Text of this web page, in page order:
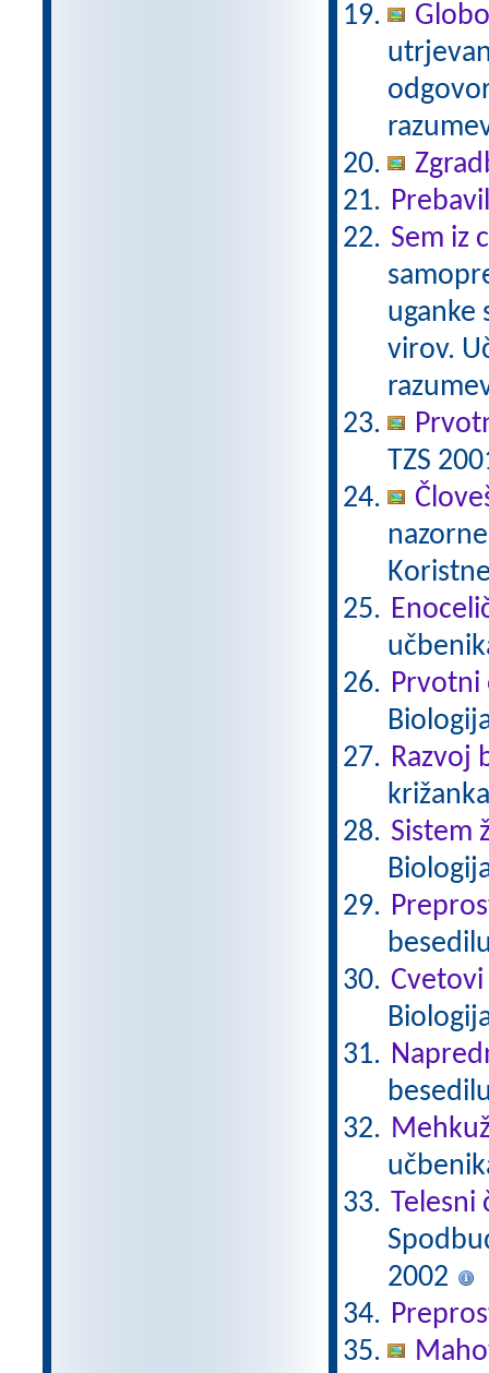
Sem iz
uganke
virov.
TZS
Prvotni
Razvoj
Sistem
2002